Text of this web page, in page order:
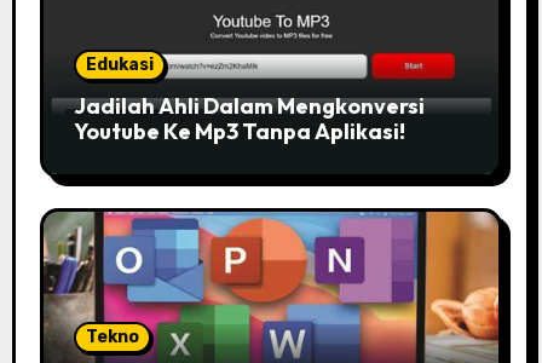
Edukasi
Jadilah Ahli Dalam Mengkonversi
Youtube Ke Mp3 Tanpa Aplikasi!
Tekno